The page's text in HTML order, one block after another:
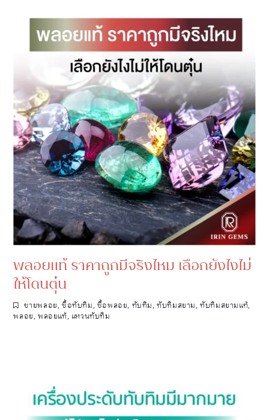
พลอยแท้ ราคาถูกมีจริงไหม เลือกยังไงไม่
ให้โดนตุ๋น
ขายพลอย,ซื้อทับทิม, ซื้อพลอย, ทับทิม,ทับทิมสยาม,ทับทิมสยามแท้,
พลอย, พลอยแท้, แหวนทับทิม